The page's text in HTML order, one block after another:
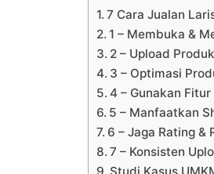
7 Cara Jualan
1 – Membuka &
2 – Upload
3 – Optimasi
4 – Gunakan
5 – Manfaatkan
6 – Jaga Rating &
7 – Konsisten